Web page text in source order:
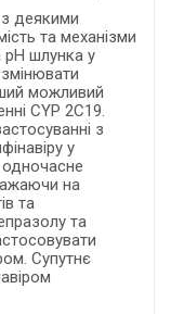
деякими
та механізми
рН шлунка у
можливий
CYP 2C19.
з
у
одночасне
на
та
та
Супутнє